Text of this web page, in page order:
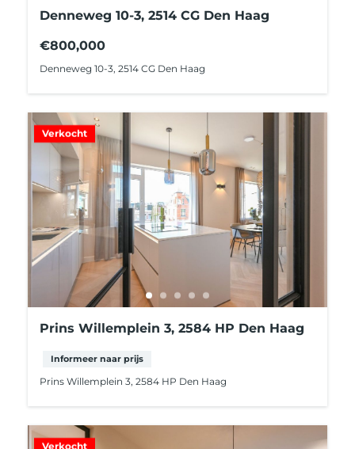
Denneweg 10-3, 2514 CG Den Haag
€800,000
Denneweg 10-3, 2514 CG Den Haag
Verkocht
Prins Willemplein 3, 2584 HP Den Haag
Informeer naar prijs
Prins Willemplein 3, 2584 HP Den Haag
Verkocht